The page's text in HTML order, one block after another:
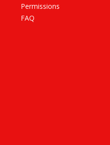
Permissions
FAQ